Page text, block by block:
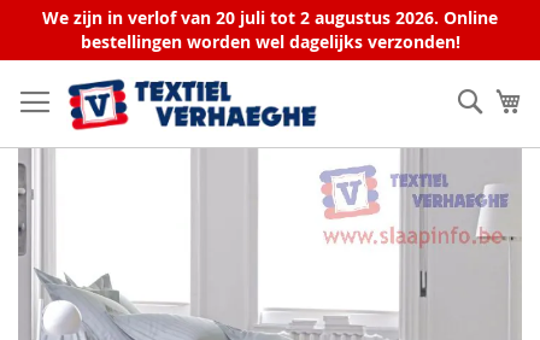
We zijn in verlof van 20 juli tot 2 augustus 2026. Online
bestellingen worden wel dagelijks verzonden!
au
contenu
Skip
to
the
end
of
the
images
gallery